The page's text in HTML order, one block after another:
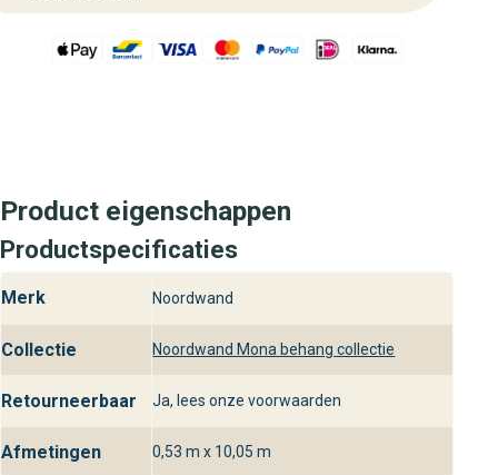
Product eigenschappen
Productspecificaties
Merk Noordwand
Collectie Noordwand Mona behang collectie
Retourneerbaar Ja, lees onze voorwaarden
Afmetingen 0,53 m x 10,05 m